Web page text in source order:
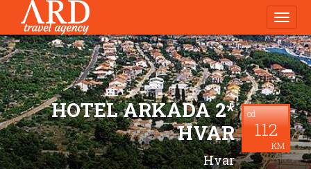
HOTEL ARKADA 2*
HVAR
Hvar
od
112
KM